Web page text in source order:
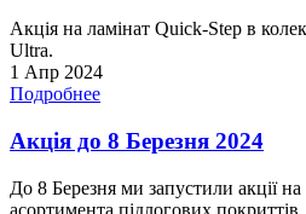
Акція на ламінат Quick-Step в
Ultra.
1 Апр 2024
Подробнее
Акція до 8 Березня 2024
До 8 Березня ми запустили акції
асортимента підлогових